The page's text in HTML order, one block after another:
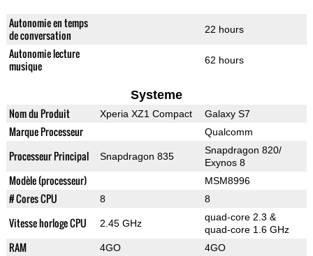
Autonomie en temps
de conversation
22 hours
Autonomie lecture
musique
62 hours
Systeme
Nom du Produit Xperia XZ1 Compact Galaxy S7
Marque Processeur Qualcomm
Processeur Principal Snapdragon 835
Snapdragon 820/
Exynos 8
Modèle (processeur) MSM8996
# Cores CPU 8 8
Vitesse horloge CPU 2.45 GHz
quad-core 2.3 &
quad-core 1.6 GHz
RAM 4GO 4GO